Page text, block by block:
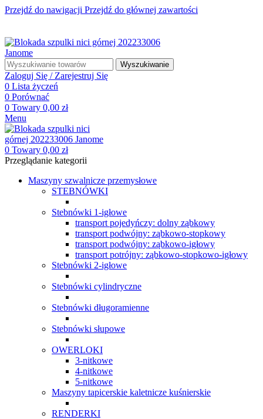
Przejdź do nawigacji Przejdź do głównej zawartości
Wyszukiwanie
Zaloguj Się / Zarejestruj Się
0 Lista życzeń
0 Porównać
0 Towary 0,00 zł
Menu
0 Towary 0,00 zł
Przeglądanie kategorii
Maszyny szwalnicze przemysłowe
STEBNÓWKI
Stebnówki 1-igłowe
transport pojedyńczy: dolny ząbkowy
transport podwójny: ząbkowo-stopkowy
transport podwójny: ząbkowo-igłowy
transport potrójny: ząbkowo-stopkowo-igłowy
Stebnówki 2-igłowe
Stebnówki cylindryczne
Stebnówki długoramienne
Stebnówki słupowe
OWERLOKI
3-nitkowe
4-nitkowe
5-nitkowe
Maszyny tapicerskie kaletnicze kuśnierskie
RENDERKI